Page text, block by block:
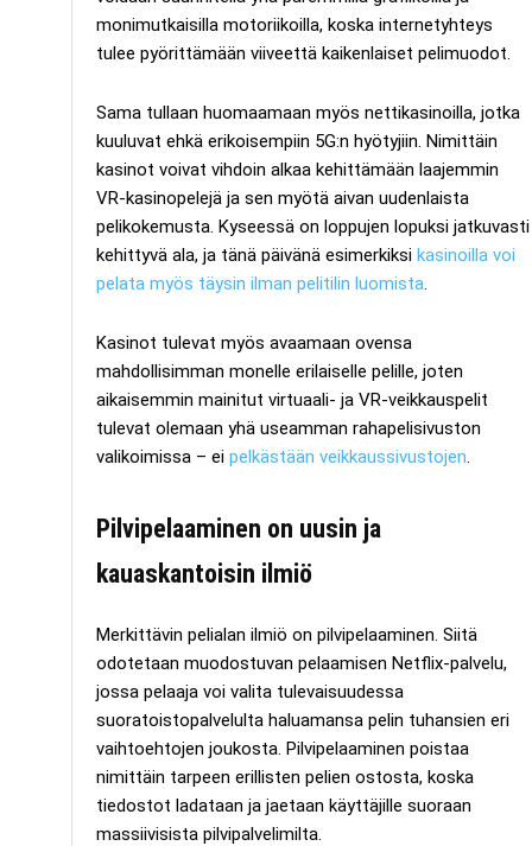
monimutkaisilla motoriikoilla, koska internetyhteys
tulee pyörittämään viiveettä kaikenlaiset pelimuodot.
Sama tullaan huomaamaan myös nettikasinoilla, jotka
kuuluvat ehkä erikoisempiin 5G:n hyötyjiin. Nimittäin
kasinot voivat vihdoin alkaa kehittämään laajemmin
VR-kasinopelejä ja sen myötä aivan uudenlaista
pelikokemusta. Kyseessä on loppujen lopuksi jatkuvasti
kehittyvä ala, ja tänä päivänä esimerkiksi kasinoilla voi
pelata myös täysin ilman pelitilin luomista
Kasinot tulevat myös avaamaan ovensa
mahdollisimman monelle erilaiselle pelille, joten
aikaisemmin mainitut virtuaali- ja VR-veikkauspelit
tulevat olemaan yhä useamman rahapelisivuston
valikoimissa – ei pelkästään veikkaussivustojen
Pilvipelaaminen on uusin ja
kauaskantoisin ilmiö
Merkittävin pelialan ilmiö on pilvipelaaminen. Siitä
odotetaan muodostuvan pelaamisen Netflix-palvelu,
jossa pelaaja voi valita tulevaisuudessa
suoratoistopalvelulta haluamansa pelin tuhansien eri
vaihtoehtojen joukosta. Pilvipelaaminen poistaa
nimittäin tarpeen erillisten pelien ostosta, koska
tiedostot ladataan ja jaetaan käyttäjille suoraan
massiivisista pilvipalvelimilta.